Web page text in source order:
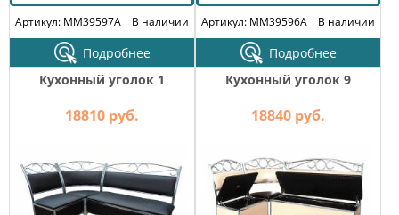
Артикул: MM39597A
В наличии
Подробнее
Артикул: MM39596A
В наличии
Подробнее
Кухонный уголок 1
18810 руб.
Кухонный уголок 9
18840 руб.